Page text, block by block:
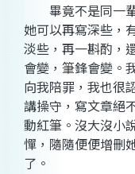
畢竟不是同一輩
她可以再寫深些，
淡些，再一斟酌，
會變，筆鋒會變。
向我陪罪，我也很
講操守，寫文章絕
動紅筆。沒大沒小
憚，隨隨便便增刪
了。